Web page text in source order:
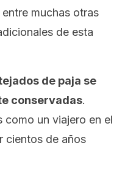
muchas otras
de esta
de paja se
conservadas.
como un viajero en el
cientos de años